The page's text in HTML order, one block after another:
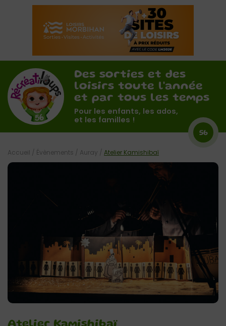
Des sorties et des
loisirs toute l'année
et par tous les temps
Pour les enfants, les ados,
et les familles !
56
Accueil / Évènements / Auray / Atelier Kamishibaï